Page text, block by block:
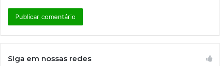
Siga em nossas redes